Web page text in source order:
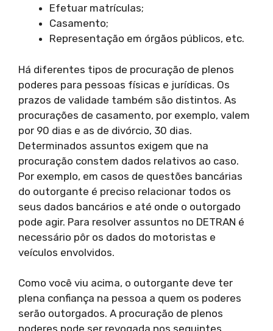
Efetuar matrículas;
Casamento;
Representação em órgãos públicos, etc.
Há diferentes tipos de procuração de plenos
poderes para pessoas físicas e jurídicas. Os
prazos de validade também são distintos. As
procurações de casamento, por exemplo, valem
por 90 dias e as de divórcio, 30 dias.
Determinados assuntos exigem que na
procuração constem dados relativos ao caso.
Por exemplo, em casos de questões bancárias
do outorgante é preciso relacionar todos os
seus dados bancários e até onde o outorgado
pode agir. Para resolver assuntos no DETRAN é
necessário pôr os dados do motoristas e
veículos envolvidos.
Como você viu acima, o outorgante deve ter
plena confiança na pessoa a quem os poderes
serão outorgados. A procuração de plenos